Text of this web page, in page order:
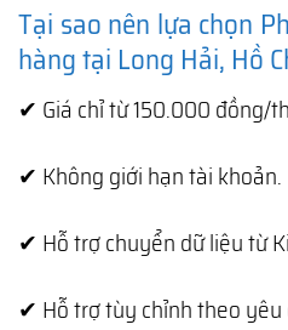
Tại sao nên lựa chọn
hàng tại Long Hải, Hồ
✔ Giá chỉ từ 150.000 đồng/
✔ Không giới hạn tài khoản.
✔ Hỗ trợ chuyển dữ liệu từ
✔ Hỗ trợ tùy chỉnh theo yêu